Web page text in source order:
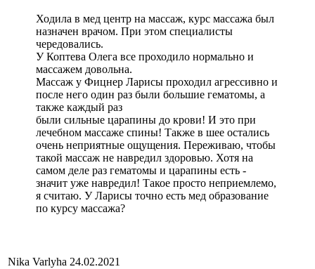
Ходила в мед центр на массаж, курс массажа был
назначен врачом. При этом специалисты
чередовались.
У Коптева Олега все проходило нормально и
массажем довольна.
Массаж у Фицнер Ларисы проходил агрессивно и
после него один раз были большие гематомы, а
также каждый раз
были сильные царапины до крови! И это при
лечебном массаже спины! Также в шее остались
очень неприятные ощущения. Переживаю, чтобы
такой массаж не навредил здоровью. Хотя на
самом деле раз гематомы и царапины есть -
значит уже навредил! Такое просто неприемлемо,
я считаю. У Ларисы точно есть мед образование
по курсу массажа?
Nika Varlyha 24.02.2021